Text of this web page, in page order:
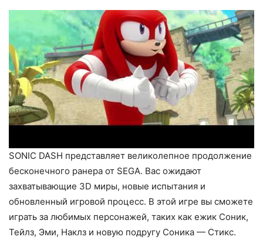
SONIC DASH представляет великолепное продолжение
бесконечного ранера от SEGA. Вас ожидают
захватывающие 3D миры, новые испытания и
обновленный игровой процесс. В этой игре вы сможете
играть за любимых персонажей, таких как ежик Соник,
Тейлз, Эми, Наклз и новую подругу Соника — Стикс.